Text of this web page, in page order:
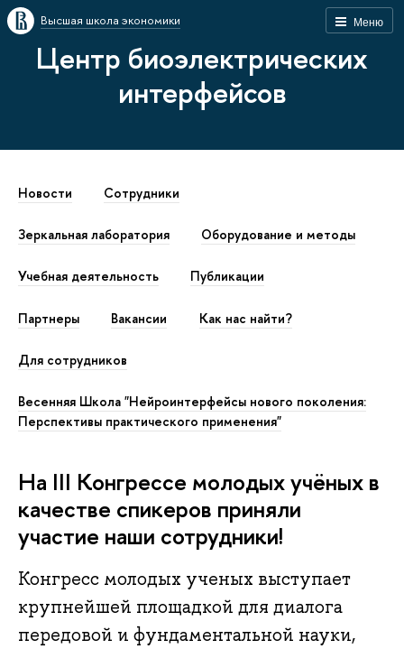
Меню
Высшая школа экономики
Центр биоэлектрических
интерфейсов
Новости Сотрудники
Зеркальная лаборатория Оборудование и методы
Учебная деятельность Публикации
Партнеры Вакансии Как наc найти?
Для сотрудников
Весенняя Школа "Нейроинтерфейсы нового поколения:
Перспективы практического применения"
На III Конгрессе молодых учёных в
качестве спикеров приняли
участие наши сотрудники!
Конгресс молодых ученых выступает
крупнейшей площадкой для диалога
передовой и фундаментальной науки,